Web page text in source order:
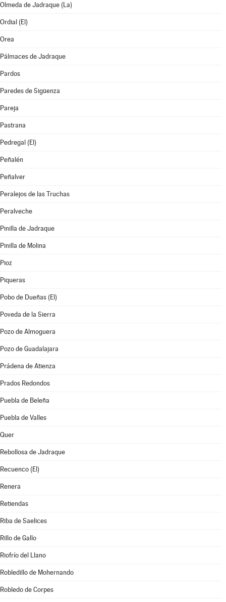
Olmeda de Jadraque (La)
Ordial (El)
Orea
Pálmaces de Jadraque
Pardos
Paredes de Sigüenza
Pareja
Pastrana
Pedregal (El)
Peñalén
Peñalver
Peralejos de las Truchas
Peralveche
Pinilla de Jadraque
Pinilla de Molina
Pioz
Piqueras
Pobo de Dueñas (El)
Poveda de la Sierra
Pozo de Almoguera
Pozo de Guadalajara
Prádena de Atienza
Prados Redondos
Puebla de Beleña
Puebla de Valles
Quer
Rebollosa de Jadraque
Recuenco (El)
Renera
Retiendas
Riba de Saelices
Rillo de Gallo
Riofrío del Llano
Robledillo de Mohernando
Robledo de Corpes